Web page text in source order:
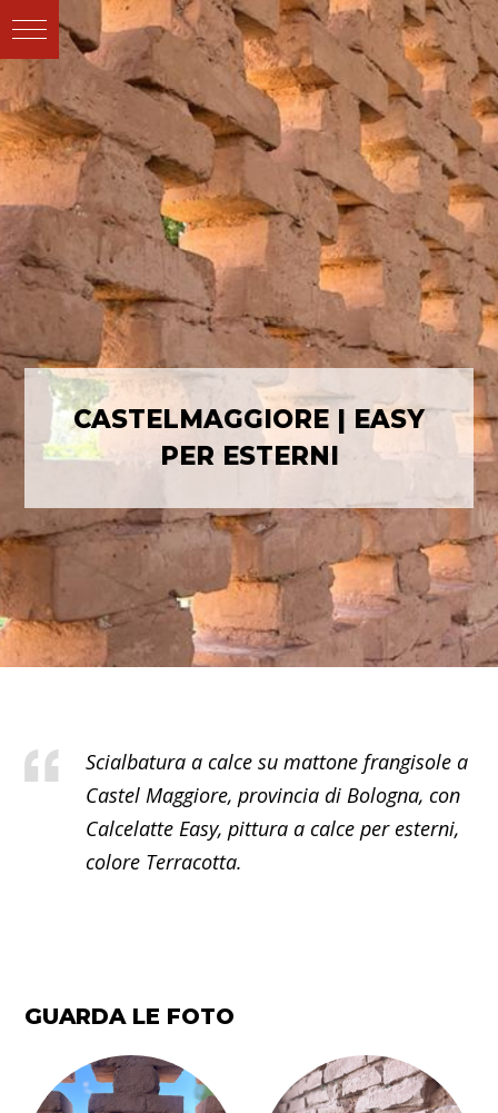
CASTELMAGGIORE | EASY
PER ESTERNI
Scialbatura a calce su mattone frangisole a
Castel Maggiore, provincia di Bologna, con
Calcelatte Easy, pittura a calce per esterni,
colore Terracotta.
GUARDA LE FOTO